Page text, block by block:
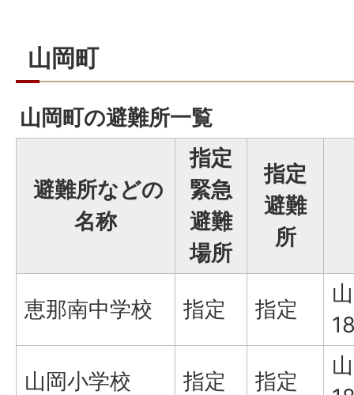
山岡町
山岡町の避難所一覧
避難所などの
名称
指定
緊急
避難
場所
指定
避難
所
恵那南中学校 指定 指定
山岡小学校 指定 指定